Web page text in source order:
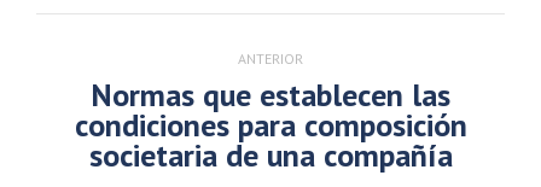
Navegación
publicaciones
ANTERIOR
Publicación
anterior:
Normas que establecen las
condiciones para composición
societaria de una compañía